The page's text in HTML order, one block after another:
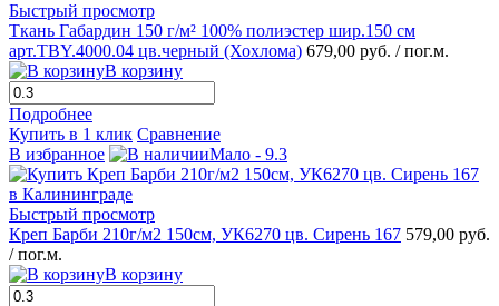
Быстрый просмотр
Ткань Габардин 150 г/м² 100% полиэстер шир.150 см
арт.TBY.4000.04 цв.черный (Хохлома) 679,00 руб. / пог.м.
В корзину
Подробнее
Купить в 1 клик Сравнение
В избранное
Мало - 9.3
Быстрый просмотр
Креп Барби 210г/м2 150см, УК6270 цв. Сирень 167 579,00 руб.
/ пог.м.
В корзину